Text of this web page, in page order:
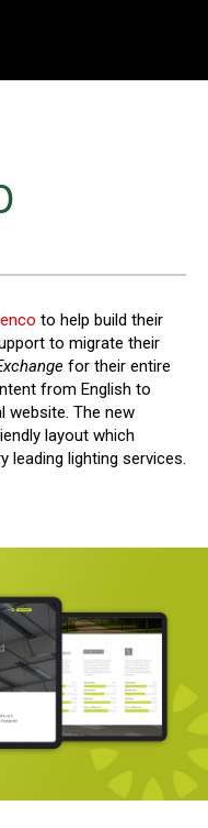
to help build their
to migrate their
for their entire
from English to
website. The new
layout which
leading lighting services.